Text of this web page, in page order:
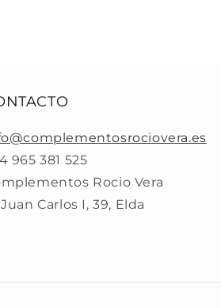
965 381 525
Rocio Vera
Carlos I, 39, Elda